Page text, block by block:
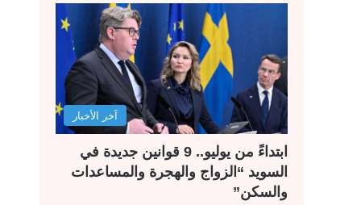
آخر الأخبار
ابتداءً من يوليو.. 9 قوانين جديدة في
السويد “الزواج والهجرة والمساعدات
والسكن”